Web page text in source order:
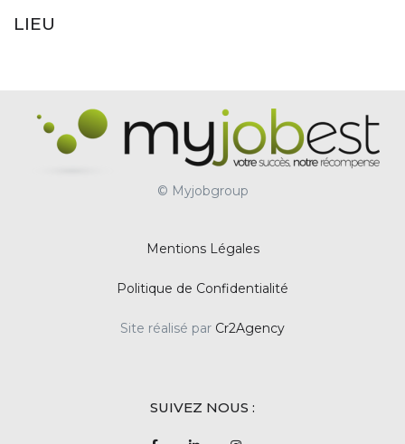
LIEU
© Myjobgroup
Mentions Légales
Politique de Confidentialité
Site réalisé par Cr2Agency
SUIVEZ NOUS :